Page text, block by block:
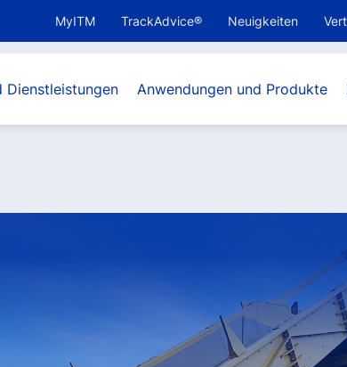
MyITM TrackAdvice® Neuigkeiten
Dienstleistungen Anwendungen und Produkte